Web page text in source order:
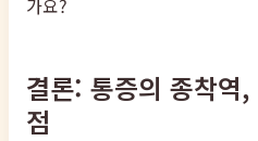
가요?
결론: 통증의 종착역
점